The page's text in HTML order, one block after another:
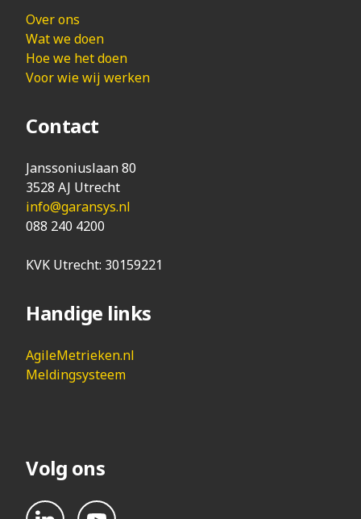
Over ons
Wat we doen
Hoe we het doen
Voor wie wij werken
Contact
Janssoniuslaan 80
3528 AJ Utrecht
info@garansys.nl
088 240 4200
KVK Utrecht: 30159221
Handige links
AgileMetrieken.nl
Meldingsysteem
Volg ons